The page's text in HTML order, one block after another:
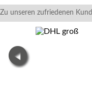
Zu unseren zufriedenen